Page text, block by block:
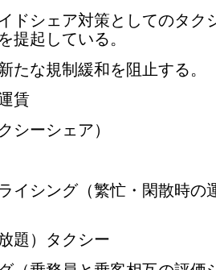
ドシェア対策としてのタク
提起している。
な規制緩和を阻止する。
賃
シーシェア）
イシング（繁忙・閑散時の
題）タクシー